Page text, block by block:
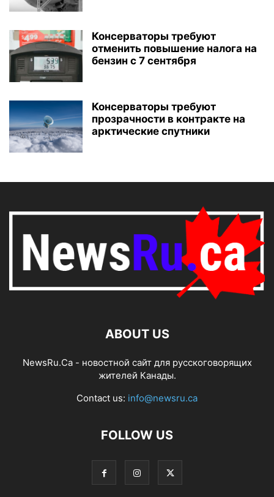
Консерваторы требуют
отменить повышение налога на
бензин с 7 сентября
Консерваторы требуют
прозрачности в контракте на
арктические спутники
ABOUT US
NewsRu.Ca - новостной сайт для русскоговорящих
жителей Канады.
Contact us: info@newsru.ca
FOLLOW US